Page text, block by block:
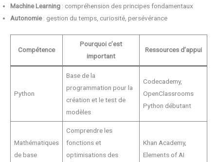
Machine Learning : compréhension des principes fondamentaux
Autonomie: gestion du temps, curiosité, persévérance
Compétence
Pourquoi c’est
important
Ressources d’appui
Python
Base de la
programmation pour la
création et le test de
modèles
Codecademy,
OpenClassrooms
Python débutant
Mathématiques
de base
Comprendre les
fonctions et
optimisations des
Khan Academy,
Elements of AI